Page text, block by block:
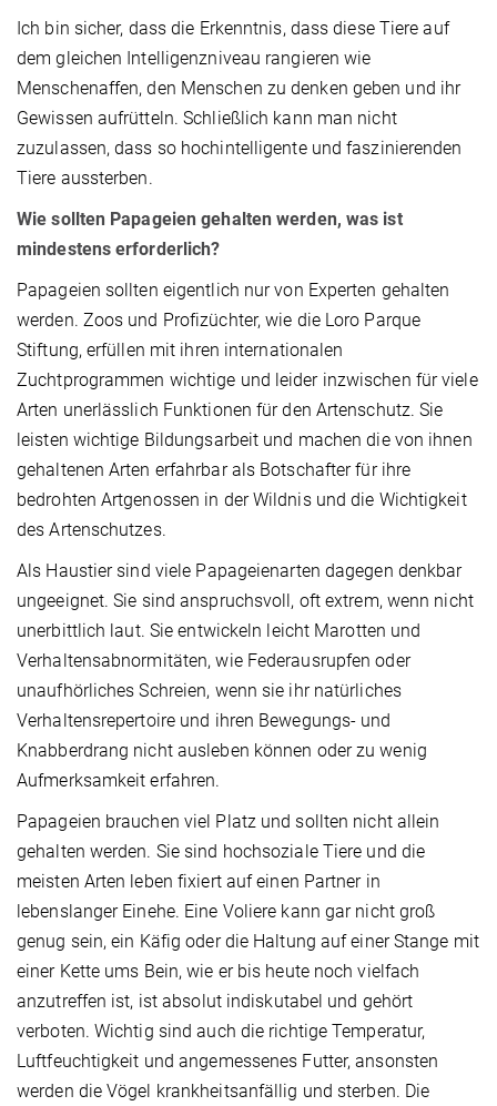
Ich bin sicher, dass die Erkenntnis, dass diese Tiere auf
dem gleichen Intelligenzniveau rangieren wie
Menschenaffen, den Menschen zu denken geben und ihr
Gewissen aufrütteln. Schließlich kann man nicht
zuzulassen, dass so hochintelligente und faszinierenden
Tiere aussterben.
Wie sollten Papageien gehalten werden, was ist
mindestens erforderlich?
Papageien sollten eigentlich nur von Experten gehalten
werden. Zoos und Profizüchter, wie die Loro Parque
Stiftung, erfüllen mit ihren internationalen
Zuchtprogrammen wichtige und leider inzwischen für viele
Arten unerlässlich Funktionen für den Artenschutz. Sie
leisten wichtige Bildungsarbeit und machen die von ihnen
gehaltenen Arten erfahrbar als Botschafter für ihre
bedrohten Artgenossen in der Wildnis und die Wichtigkeit
des Artenschutzes.
Als Haustier sind viele Papageienarten dagegen denkbar
ungeeignet. Sie sind anspruchsvoll, oft extrem, wenn nicht
unerbittlich laut. Sie entwickeln leicht Marotten und
Verhaltensabnormitäten, wie Federausrupfen oder
unaufhörliches Schreien, wenn sie ihr natürliches
Verhaltensrepertoire und ihren Bewegungs- und
Knabberdrang nicht ausleben können oder zu wenig
Aufmerksamkeit erfahren.
Papageien brauchen viel Platz und sollten nicht allein
gehalten werden. Sie sind hochsoziale Tiere und die
meisten Arten leben fixiert auf einen Partner in
lebenslanger Einehe. Eine Voliere kann gar nicht groß
genug sein, ein Käfig oder die Haltung auf einer Stange mit
einer Kette ums Bein, wie er bis heute noch vielfach
anzutreffen ist, ist absolut indiskutabel und gehört
verboten. Wichtig sind auch die richtige Temperatur,
Luftfeuchtigkeit und angemessenes Futter, ansonsten
werden die Vögel krankheitsanfällig und sterben. Die